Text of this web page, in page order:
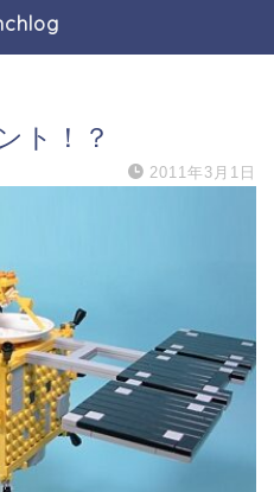
ト！？
2011年3月1日